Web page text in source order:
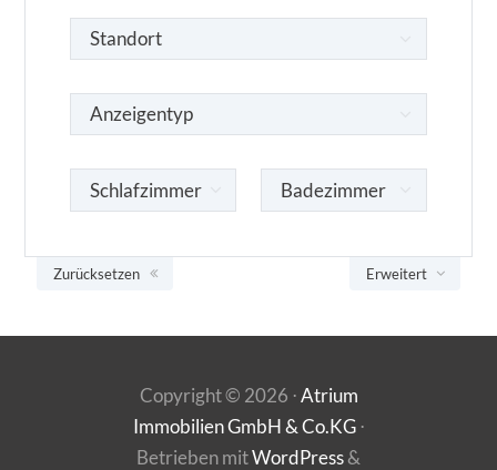
Erweitert
Zurücksetzen
Copyright © 2026 ⋅Atrium
Immobilien GmbH & Co.KG⋅
Betrieben mitWordPress&